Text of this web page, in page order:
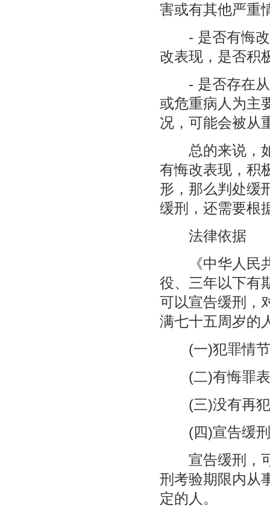
害或有其他严重
- 是否有悔改
改表现，是否积
- 是否存在从
或危重病人为主
况，可能会被从
总的来说，如
有悔改表现，积
形，那么判处缓
缓刑，还需要根
法律依据
《中华人民共
役、三年以下有
可以宣告缓刑，
满七十五周岁的
(一)犯罪情节
(二)有悔罪
(三)没有再犯
(四)宣告缓刑
宣告缓刑，可
刑考验期限内从
定的人。